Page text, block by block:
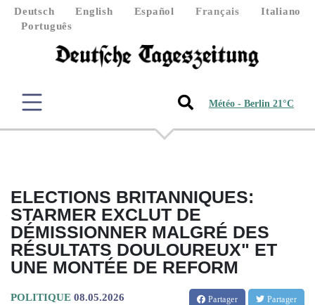
Deutsch English Español Français
Italiano
Português
Météo - Berlin 21°C
ELECTIONS BRITANNIQUES:
STARMER EXCLUT DE
DÉMISSIONNER MALGRÉ DES
RÉSULTATS DOULOUREUX" ET
UNE MONTÉE DE REFORM
POLITIQUE 08.05.2026 Partager Partager